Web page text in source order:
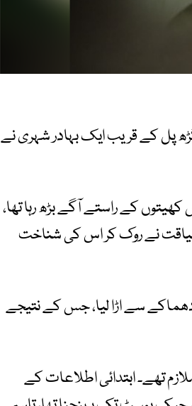
پل کے قریب ایک بہادر شہری نے
کے راستے آگے بڑھ رہا تھا،
نے روک کر اس کی شناخت
سے اڑا لیا، جس کے نتیجے
تھے۔ ابتدائی اطلاعات کے